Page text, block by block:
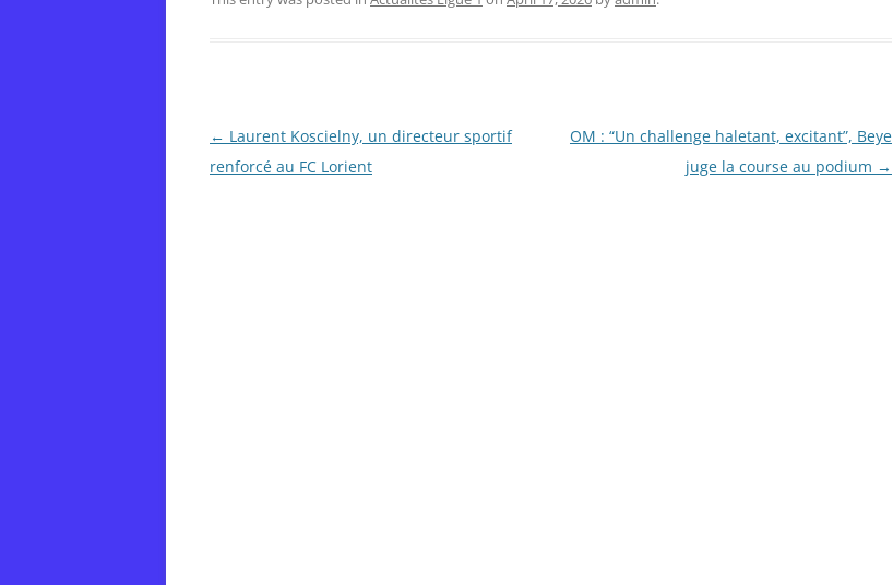
Post
navigation
← Laurent Koscielny, un directeur sportif
renforcé au FC Lorient
OM : “Un challenge haletant, excitant”, Beye
juge la course au podium →